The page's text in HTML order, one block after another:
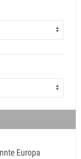
Europa